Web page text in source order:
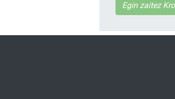
Egin zaitez